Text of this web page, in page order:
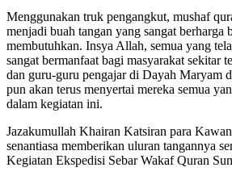
Menggunakan truk pengangkut, mushaf
menjadi buah tangan yang sangat berharga
membutuhkan. Insya Allah, semua yang
sangat bermanfaat bagi masyarakat sekitar
dan guru-guru pengajar di Dayah Maryam
pun akan terus menyertai mereka semua
dalam kegiatan ini.
Jazakumullah Khairan Katsiran para
senantiasa memberikan uluran tangannya
Kegiatan Ekspedisi Sebar Wakaf Quran